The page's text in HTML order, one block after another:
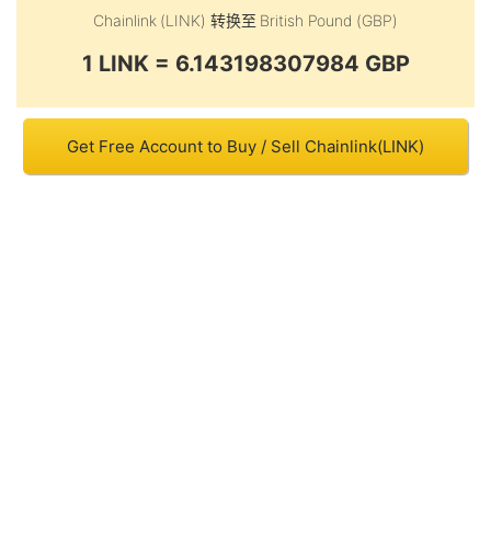
Chainlink (LINK) 转换至 British Pound (GBP)
1 LINK = 6.143198307984 GBP
Get Free Account to Buy / Sell Chainlink(LINK)